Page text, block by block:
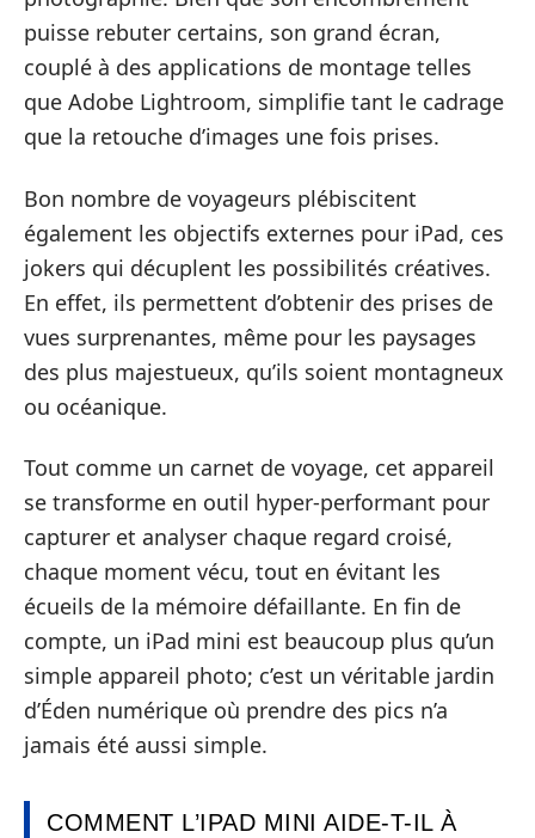
puisse rebuter certains, son grand écran,
couplé à des applications de montage telles
que Adobe Lightroom, simplifie tant le cadrage
que la retouche d’images une fois prises.
Bon nombre de voyageurs plébiscitent
également les objectifs externes pour iPad, ces
jokers qui décuplent les possibilités créatives.
En effet, ils permettent d’obtenir des prises de
vues surprenantes, même pour les paysages
des plus majestueux, qu’ils soient montagneux
ou océanique.
Tout comme un carnet de voyage, cet appareil
se transforme en outil hyper-performant pour
capturer et analyser chaque regard croisé,
chaque moment vécu, tout en évitant les
écueils de la mémoire défaillante. En fin de
compte, un iPad mini est beaucoup plus qu’un
simple appareil photo; c’est un véritable jardin
d’Éden numérique où prendre des pics n’a
jamais été aussi simple.
COMMENT L’IPAD MINI AIDE-T-IL À